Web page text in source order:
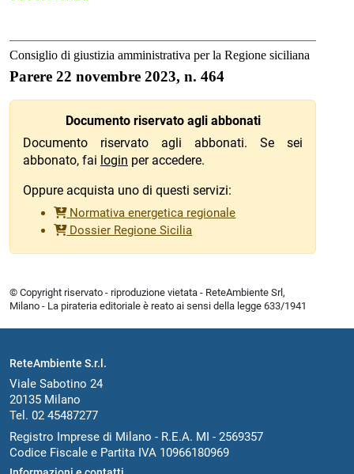
Consiglio di giustizia amministrativa per la Regione siciliana
Parere 22 novembre 2023, n. 464
Documento riservato agli abbonati
Documento riservato agli abbonati. Se sei
abbonato, fai login per accedere.
Oppure acquista uno di questi servizi:
Normativa energetica regionale
Dossier Regione Sicilia
© Copyright riservato - riproduzione vietata - ReteAmbiente Srl,
Milano - La pirateria editoriale è reato ai sensi della legge 633/1941
ReteAmbiente S.r.l.
Viale Sabotino 24
20135 Milano
Tel. 02 45487277
Registro Imprese di Milano - R.E.A. MI - 2569357
Codice Fiscale e Partita IVA 10966180969